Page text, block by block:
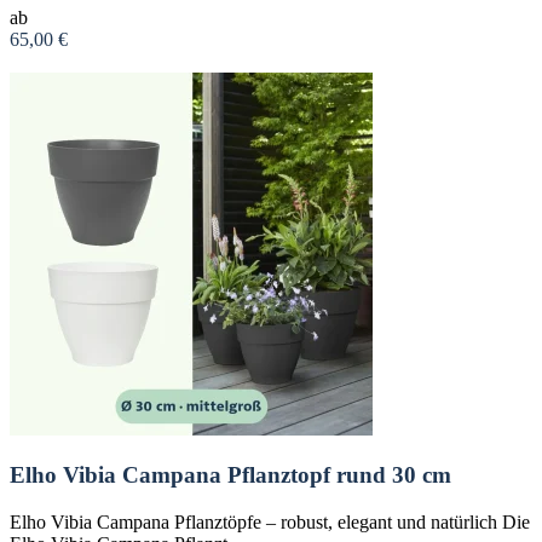
ab
65,00 €
Elho Vibia Campana Pflanztopf rund 30 cm
Elho Vibia Campana Pflanztöpfe – robust, elegant und natürlich Die